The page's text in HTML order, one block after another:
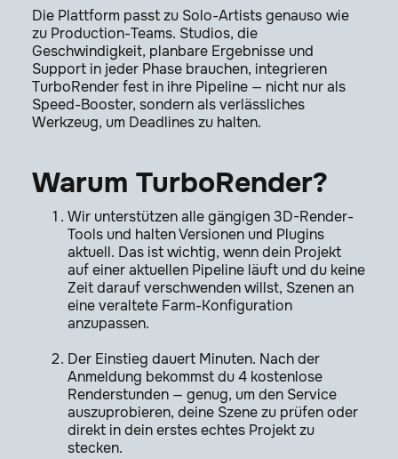
Die Plattform passt zu Solo-Artists genauso wie
zu Production-Teams. Studios, die
Geschwindigkeit, planbare Ergebnisse und
Support in jeder Phase brauchen, integrieren
TurboRender fest in ihre Pipeline — nicht nur als
Speed-Booster, sondern als verlässliches
Werkzeug, um Deadlines zu halten.
Warum TurboRender?
Wir unterstützen alle gängigen 3D-Render-
Tools und halten Versionen und Plugins
aktuell. Das ist wichtig, wenn dein Projekt
auf einer aktuellen Pipeline läuft und du keine
Zeit darauf verschwenden willst, Szenen an
eine veraltete Farm-Konfiguration
anzupassen.
Der Einstieg dauert Minuten. Nach der
Anmeldung bekommst du 4 kostenlose
Renderstunden — genug, um den Service
auszuprobieren, deine Szene zu prüfen oder
direkt in dein erstes echtes Projekt zu
stecken.